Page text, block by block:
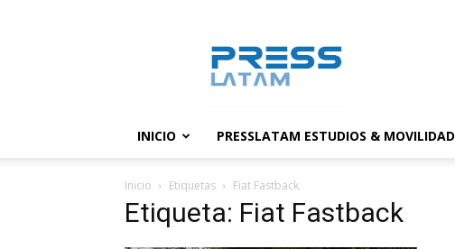
noticias
INICIO PRESSLATAM ESTUDIOS & MOVILIDAD
Inicio Etiquetas Fiat Fastback
Etiqueta: Fiat Fastback